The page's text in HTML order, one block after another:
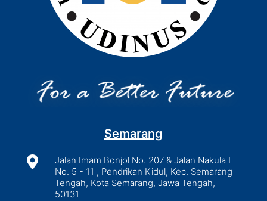
Semarang

Jalan Imam Bonjol No. 207 & Jalan Nakula I
No. 5 - 11 , Pendrikan Kidul, Kec. Semarang
Tengah, Kota Semarang, Jawa Tengah,
50131